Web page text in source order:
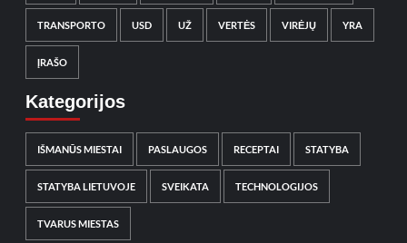
TRANSPORTO USD UŽ VERTĖS VIRĖJŲ YRA
ĮRAŠO
Kategorijos
IŠMANŪS MIESTAI PASLAUGOS RECEPTAI STATYBA
STATYBA LIETUVOJE SVEIKATA TECHNOLOGIJOS
TVARUS MIESTAS